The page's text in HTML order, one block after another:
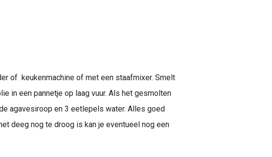
of keukenmachine of met een staafmixer. Smelt
in een pannetje op laag vuur. Als het gesmolten
agavesiroop en 3 eetlepels water. Alles goed
deeg nog te droog is kan je eventueel nog een